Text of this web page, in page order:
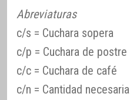
Abreviaturas
c/s = Cuchara sopera
c/p = Cuchara de postre
c/c = Cuchara de café
c/n = Cantidad necesaria